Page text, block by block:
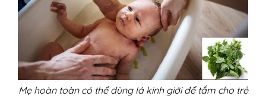
Mẹ hoàn toàn có thể dùng lá kinh giới để tắm cho trẻ